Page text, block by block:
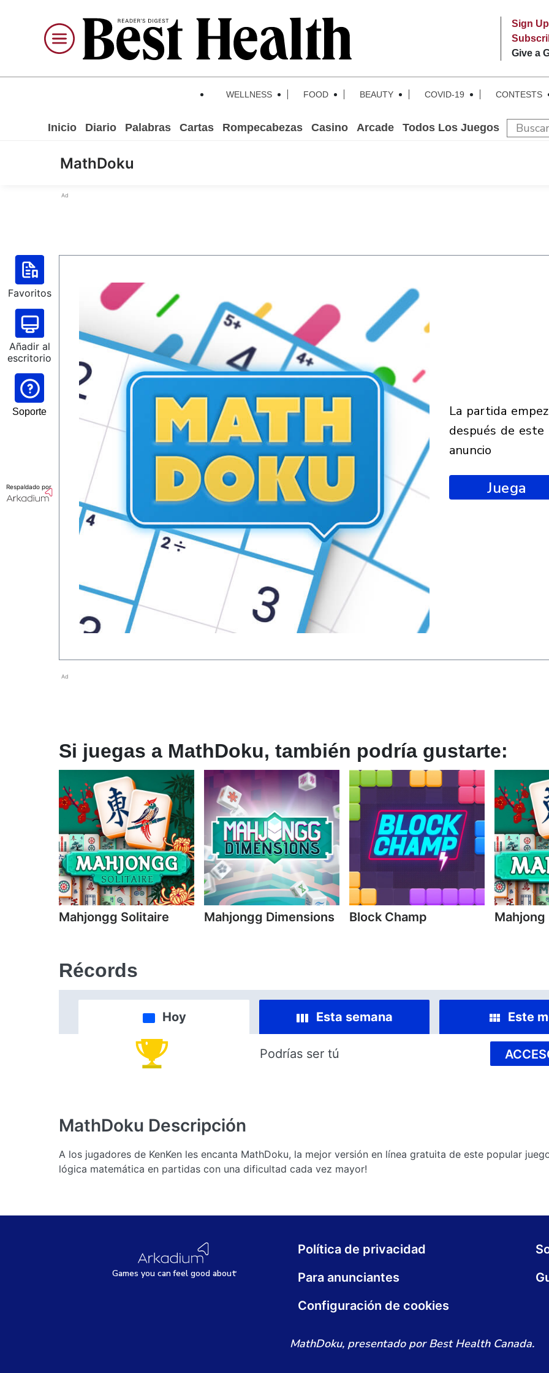
Sign
Give a
WELLNESS FOOD BEAUTY COVID-19 CONTESTS
Inicio Diario Palabras Cartas Rompecabezas Casino Arcade Todos Los Juegos
MathDoku
Ad
Favoritos
Añadir al
escritorio
Soporte
Respaldado por
la partida empezará
después de este
anuncio
Juega
Ad
Si juegas a MathDoku, también podría gustarte:
Mahjongg Solitaire Mahjongg Dimensions Block Champ Mahjong
Récords
Hoy Esta semana Este
Podrías ser tú
MathDoku Descripción
A los jugadores de KenKen les encanta MathDoku, la mejor versión en línea gratuita de este popular
lógica matemática en partidas con una dificultad cada vez mayor!
Games you canfeel good about
Política de privacidad
Para anunciantes
Configuración de cookies
MathDoku, presentado por Best Health Canada.